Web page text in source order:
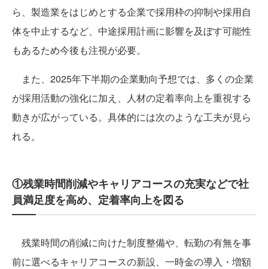
ら、製造業をはじめとする企業で採用枠の抑制や採用自
体を中止するなど、中途採用計画に影響を及ぼす可能性
もあるため今後も注視が必要。
また、2025年下半期の企業動向予想では、多くの企業
が採用活動の強化に加え、人材の定着率向上を重視する
動きが広がっている。具体的には次のような工夫が見ら
れる。
①残業時間削減やキャリアコースの充実などで社
員満足度を高め、定着率向上を図る
残業時間の削減に向けた制度整備や、転勤の有無を事
前に選べるキャリアコースの新設、一時金の導入・増額